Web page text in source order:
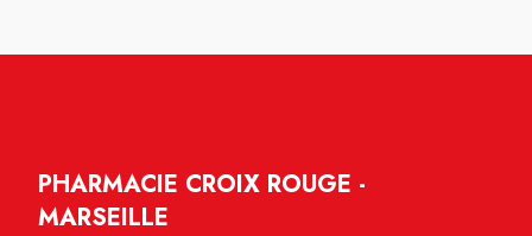
PHARMACIE CROIX ROUGE -
MARSEILLE